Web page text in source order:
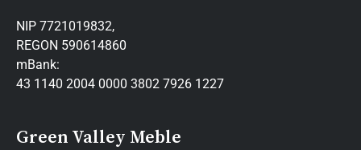
NIP 7721019832,
REGON 590614860
mBank:
43 1140 2004 0000 3802 7926 1227
Green Valley Meble